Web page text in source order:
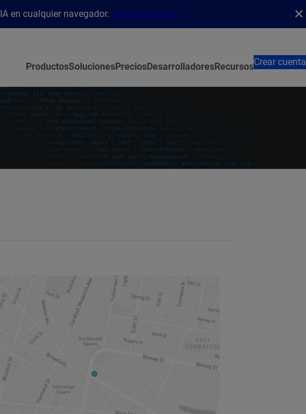
en cualquier navegador. Obtener detalles
ProductosSolucionesPreciosDesarrolladoresRecursosCrear cuenta